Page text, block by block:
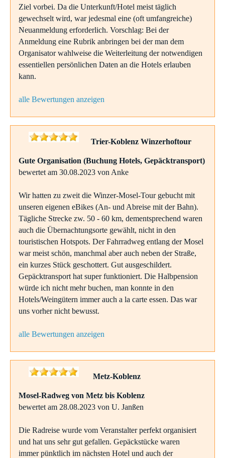
Ziel vorbei. Da die Unterkunft/Hotel meist täglich
gewechselt wird, war jedesmal eine (oft umfangreiche)
Neuanmeldung erforderlich. Vorschlag: Bei der
Anmeldung eine Rubrik anbringen bei der man dem
Organisator wahlweise die Weiterleitung der notwendigen
essentiellen persönlichen Daten an die Hotels erlauben
kann.
alle Bewertungen anzeigen
Trier-Koblenz Winzerhoftour
Gute Organisation (Buchung Hotels, Gepäcktransport)
bewertet am 30.08.2023 von Anke
Wir hatten zu zweit die Winzer-Mosel-Tour gebucht mit
unseren eigenen eBikes (An- und Abreise mit der Bahn).
Tägliche Strecke zw. 50 - 60 km, dementsprechend waren
auch die Übernachtungsorte gewählt, nicht in den
touristischen Hotspots. Der Fahrradweg entlang der Mosel
war meist schön, manchmal aber auch neben der Straße,
ein kurzes Stück geschottert. Gut ausgeschildert.
Gepäcktransport hat super funktioniert. Die Halbpension
würde ich nicht mehr buchen, man konnte in den
Hotels/Weingütern immer auch a la carte essen. Das war
uns vorher nicht bewusst.
alle Bewertungen anzeigen
Metz-Koblenz
Mosel-Radweg von Metz bis Koblenz
bewertet am 28.08.2023 von U. Janßen
Die Radreise wurde vom Veranstalter perfekt organisiert
und hat uns sehr gut gefallen. Gepäckstücke waren
immer pünktlich im nächsten Hotel und auch der